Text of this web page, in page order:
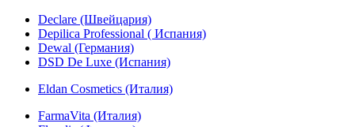
Declare (Швейцария)
Depilica Professional ( Испания)
Dewal (Германия)
DSD De Luxe (Испания)
Eldan Cosmetics (Италия)
FarmaVita (Италия)